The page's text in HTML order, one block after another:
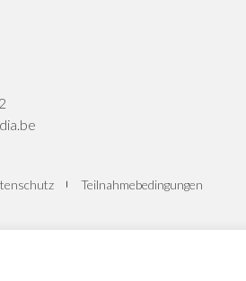
Teilnahmebedingungen